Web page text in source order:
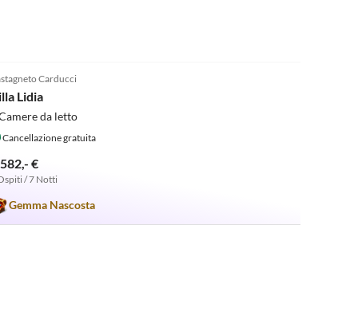
Carducci
Lidia
da letto
Cancellazione gratuita
€
/ 7 Notti
Gemma Nascosta